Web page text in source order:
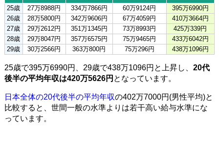
25歳
27万8988円 334万7866円 60万9124円
395万6990円
26歳
28万5800円 342万9606円 67万4059円
410万3664円
27歳
29万2612円 351万1345円 73万8993円
425万339円
28歳
29万8047円 357万6575円 75万9465円
433万6042円
29歳
30万2566円 363万800円 75万296円 438万1096円
25歳で395万6990円、29歳で438万1096円と上昇し、 20代
後半の平均年収は420万5626円 となっています。
日本全体の20代後半の平均年収の402万7000円(男性平均)と
比較すると、世間一般の水準よりは若干高い給与水準にな
っています。